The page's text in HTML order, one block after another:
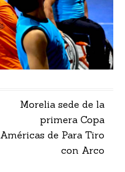
Morelia sede de la
primera Copa
Américas de Para Tiro
con Arco